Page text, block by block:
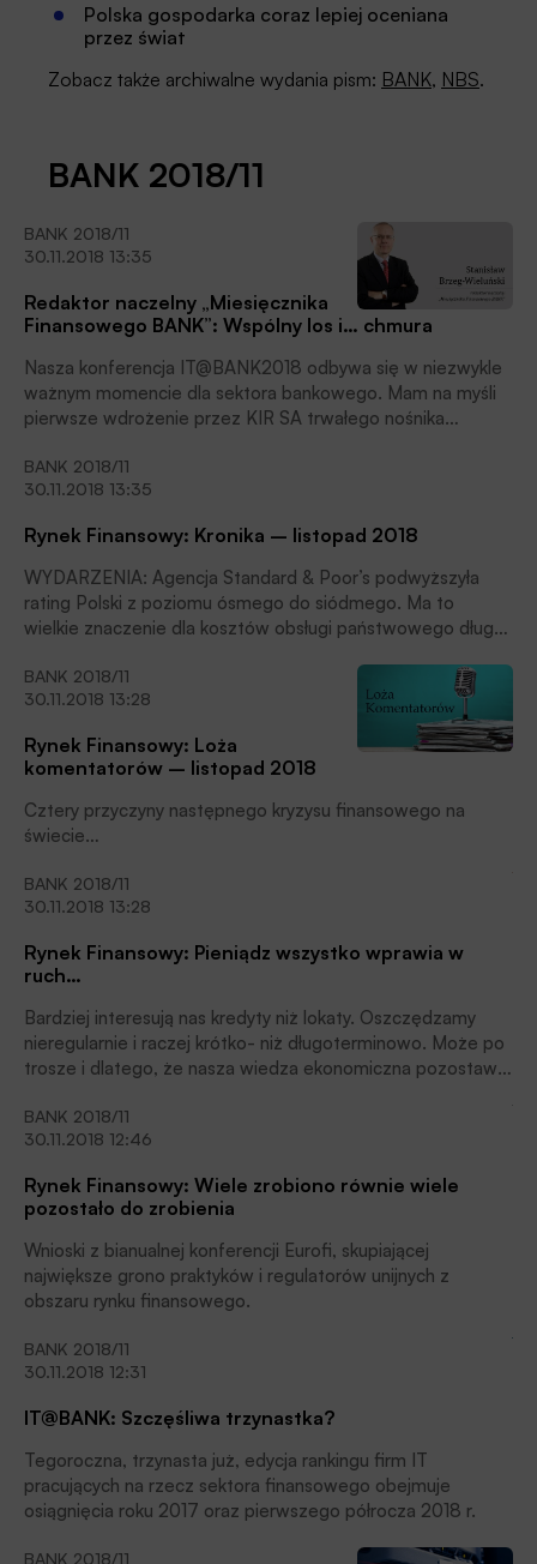
Polska gospodarka coraz lepiej oceniana
przez świat
Zobacz także archiwalne wydania pism: BANK, NBS.
BANK 2018/11
BANK 2018/11
30.11.2018 13:35
Redaktor naczelny „Miesięcznika
Finansowego BANK”: Wspólny los i… chmura
Nasza konferencja IT@BANK2018 odbywa się w niezwykle
ważnym momencie dla sektora bankowego. Mam na myśli
pierwsze wdrożenie przez KIR SA trwałego nośnika
publikujemy w bieżącym numerze wywiad z Robertem
Trętowskim, wiceprezesem KIR, odpowiedzialnym za
sojuszem technologicznym Krajowej Izby Rozliczeniowej z
takimi firmami jak: PKO BP, Accenture i IBM. Ta nietypowa
koalicja jest, po BLIKU i PolishAPI, kolejnym dowodem na
umiejętne współdziałanie polskich banków z ekspertami od
BANK 2018/11
30.11.2018 13:35
Rynek Finansowy: Kronika – listopad 2018
WYDARZENIA: Agencja Standard & Poor’s podwyższyła
rating Polski z poziomu ósmego do siódmego. Ma to
wielkie znaczenie dla kosztów obsługi państwowego długu.
polski rząd jest prawie takie samo jak amerykańskich.
Jednak między marcem a majem 2006 r. polskie papiery
BANK 2018/11
30.11.2018 13:28
Rynek Finansowy: Loża
komentatorów – listopad 2018
Cztery przyczyny następnego kryzysu finansowego na
świecie…
BANK 2018/11
30.11.2018 13:28
Rynek Finansowy: Pieniądz wszystko wprawia w
ruch…
Bardziej interesują nas kredyty niż lokaty. Oszczędzamy
nieregularnie i raczej krótko- niż długoterminowo. Może po
trosze i dlatego, że nasza wiedza ekonomiczna pozostawia
BANK 2018/11
30.11.2018 12:46
Rynek Finansowy: Wiele zrobiono równie wiele
pozostało do zrobienia
Wnioski z bianualnej konferencji Eurofi, skupiającej
największe grono praktyków i regulatorów unijnych z
obszaru rynku finansowego.
BANK 2018/11
30.11.2018 12:31
IT@BANK: Szczęśliwa trzynastka?
Tegoroczna, trzynasta już, edycja rankingu firm IT
pracujących na rzecz sektora finansowego obejmuje
osiągnięcia roku 2017 oraz pierwszego półrocza 2018 r.
BANK 2018/11